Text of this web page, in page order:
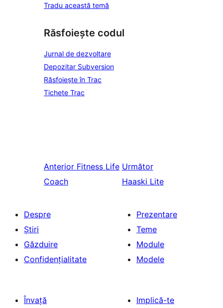
Tradu această temă
Răsfoiește codul
Jurnal de dezvoltare
Depozitar Subversion
Răsfoiește în Trac
Tichete Trac
Anterior Fitness Life
Coach
Următor
Haaski Lite
Despre
Știri
Găzduire
Confidențialitate
Prezentare
Teme
Module
Modele
Învață
Implică-te